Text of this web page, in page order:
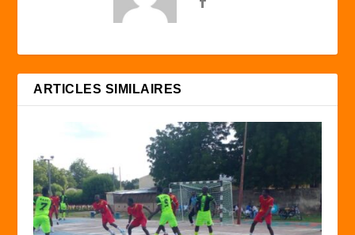
ARTICLES SIMILAIRES